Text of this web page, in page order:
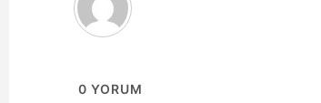
0 YORUM